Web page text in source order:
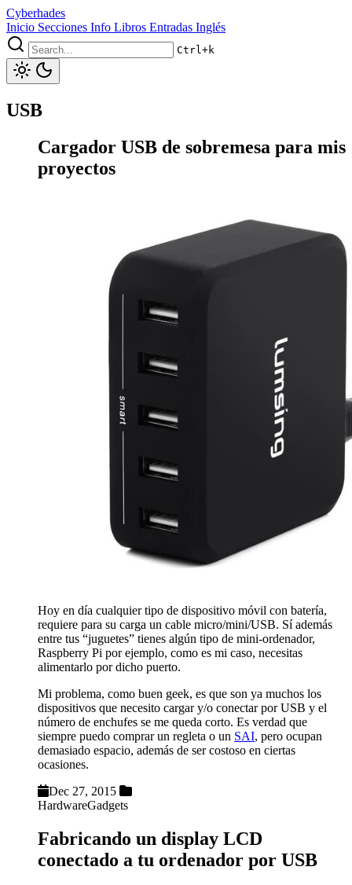
Cyberhades
Inicio Secciones Info Libros Entradas Inglés
Ctrl+k
USB
Cargador USB de sobremesa para mis
proyectos
Hoy en día cualquier tipo de dispositivo móvil con batería,
requiere para su carga un cable micro/mini/USB. Sí además
entre tus “juguetes” tienes algún tipo de mini-ordenador,
Raspberry Pi por ejemplo, como es mi caso, necesitas
alimentarlo por dicho puerto.
Mi problema, como buen geek, es que son ya muchos los
dispositivos que necesito cargar y/o conectar por USB y el
número de enchufes se me queda corto. Es verdad que
siempre puedo comprar un regleta o un SAI, pero ocupan
demasiado espacio, además de ser costoso en ciertas
ocasiones.
Dec 27, 2015
HardwareGadgets
Fabricando un display LCD
conectado a tu ordenador por USB